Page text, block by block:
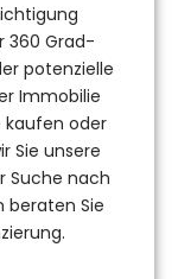
360 Grad-
potenzielle
Immobilie
kaufen oder
Sie unsere
Suche nach
beraten Sie